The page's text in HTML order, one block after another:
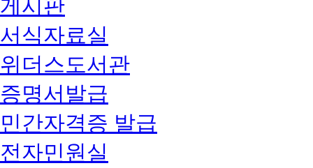
게시판
서식자료실
위더스도서관
증명서발급
민간자격증 발급
전자민원실